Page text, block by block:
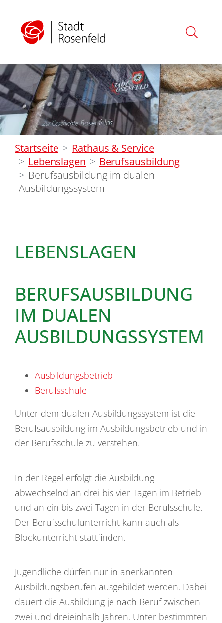
Startseite
Rathaus & Service
Lebenslagen
Berufsausbildung
Berufsausbildung im dualen
Ausbildungssystem
LEBENSLAGEN
BERUFSAUSBILDUNG
IM DUALEN
AUSBILDUNGSSYSTEM
Ausbildungsbetrieb
Berufsschule
Unter dem dualen Ausbildungssystem ist die
Berufsausbildung im Ausbildungsbetrieb und in
der Berufsschule zu verstehen.
In der Regel erfolgt die Ausbildung
abwechselnd an drei bis vier Tagen im Betrieb
und an ein bis zwei Tagen in der Berufsschule.
Der Berufsschulunterricht kann auch als
Blockunterricht stattfinden.
Jugendliche dürfen nur in anerkannten
Ausbildungsberufen ausgebildet werden. Dabei
dauert die Ausbildung je nach Beruf zwischen
zwei und dreieinhalb Jahren. Unter bestimmten